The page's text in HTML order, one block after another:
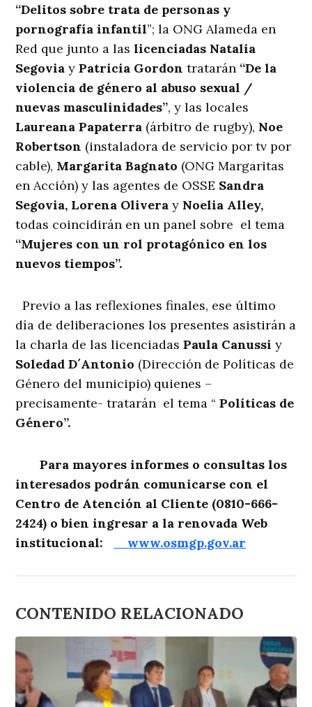
“Delitos sobre trata de personas y
pornografía infantil”; la ONG Alameda en
Red que junto a laslicenciadas Natalia
Segovia yPatricia Gordon tratarán “De la
violencia de género al abuso sexual /
nuevas masculinidades”, y las locales
Laureana Papaterra (árbitro de rugby), Noe
Robertson (instaladora de servicio por tv por
cable), Margarita Bagnato (ONG Margaritas
en Acción) y las agentes de OSSE Sandra
Segovia, Lorena Oliveray Noelia Alley,
todas coincidirán en un panel sobre el tema
“Mujeres con un rol protagónico en los
nuevos tiempos”.
Previo a las reflexiones finales, ese último
día de deliberaciones los presentes asistirán a
la charla de las licenciadasPaula Canussi y
Soledad D´Antonio (Dirección de Políticas de
Género del municipio) quienes –
precisamente- tratarán el tema “ Políticas de
Género”.
Para mayores informes o consultas los
interesados podrán comunicarse con el
Centro de Atención al Cliente (0810-666-
2424) o bien ingresar a la renovada Web
institucional:
www.osmgp.gov.ar
CONTENIDO RELACIONADO